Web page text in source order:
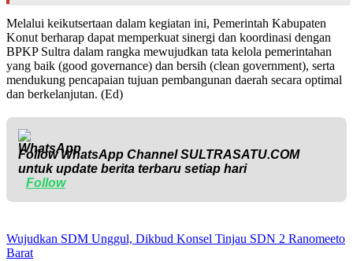
Melalui keikutsertaan dalam kegiatan ini, Pemerintah Kabupaten
Konut berharap dapat memperkuat sinergi dan koordinasi dengan
BPKP Sultra dalam rangka mewujudkan tata kelola pemerintahan
yang baik (good governance) dan bersih (clean government), serta
mendukung pencapaian tujuan pembangunan daerah secara optimal
dan berkelanjutan. (Ed)
Follow WhatsApp ChannelSULTRASATU.COM
untuk update berita terbaru setiap hari
Follow
Wujudkan SDM Unggul, Dikbud Konsel Tinjau SDN 2 Ranomeeto
Barat